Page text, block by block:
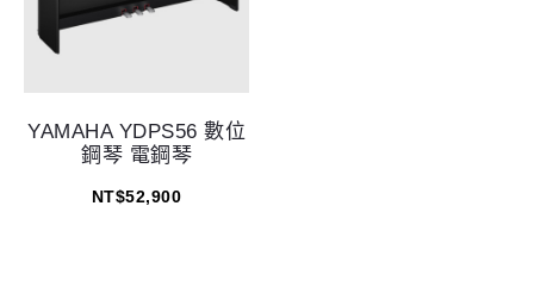
YAMAHA YDPS56 數位
鋼琴 電鋼琴
NT$52,900